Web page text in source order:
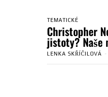
TEMATICKÉ
Christopher
jistoty? Naše
LENKA SKŘÍČILOVÁ -